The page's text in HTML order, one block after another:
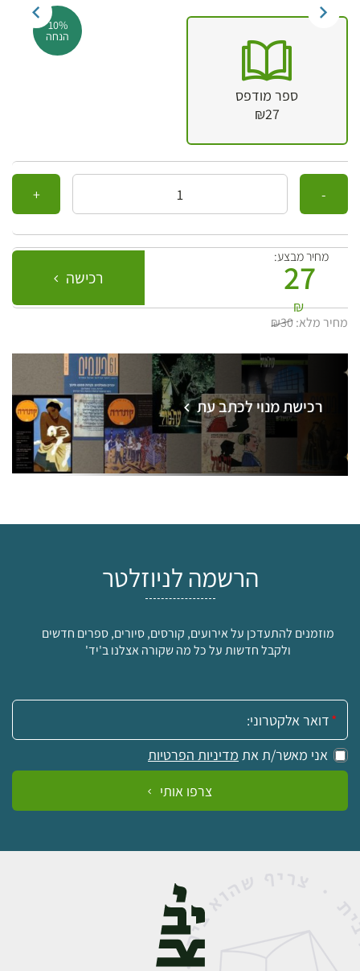
10%
הנחה
ספר מודפס
₪27
כמות
מחיר מבצע:
27
₪
רכישה
מחיר מלא:₪30
רכישת מנוי לכתב עת
הרשמה לניוזלטר
מוזמנים להתעדכן על אירועים, קורסים, סיורים, ספרים חדשים
ולקבל חדשות על כל מה שקורה אצלנו ב'יד'
אימייל:
אני מאשר/ת את מדיניות הפרטיות
צרפו אותי